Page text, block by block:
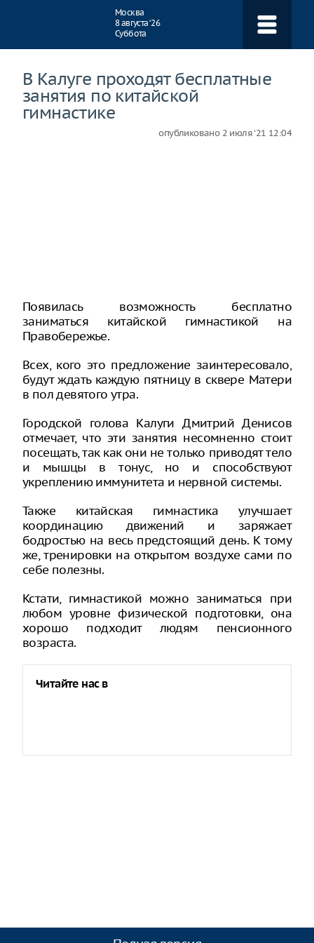
Москва
8 августа ‘26
Суббота
В Калуге проходят бесплатные
занятия по китайской
гимнастике
опубликовано 2 июля ‘21 12:04
Появилась возможность бесплатно
заниматься китайской гимнастикой на
Правобережье.
Всех, кого это предложение заинтересовало,
будут ждать каждую пятницу в сквере Матери
в пол девятого утра.
Городской голова Калуги Дмитрий Денисов
отмечает, что эти занятия несомненно стоит
посещать, так как они не только приводят тело
и мышцы в тонус, но и способствуют
укреплению иммунитета и нервной системы.
Также китайская гимнастика улучшает
координацию движений и заряжает
бодростью на весь предстоящий день. К тому
же, тренировки на открытом воздухе сами по
себе полезны.
Кстати, гимнастикой можно заниматься при
любом уровне физической подготовки, она
хорошо подходит людям пенсионного
возраста.
Читайте нас в